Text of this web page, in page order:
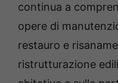
continua a
opere di
restauro e
ristrutturazione